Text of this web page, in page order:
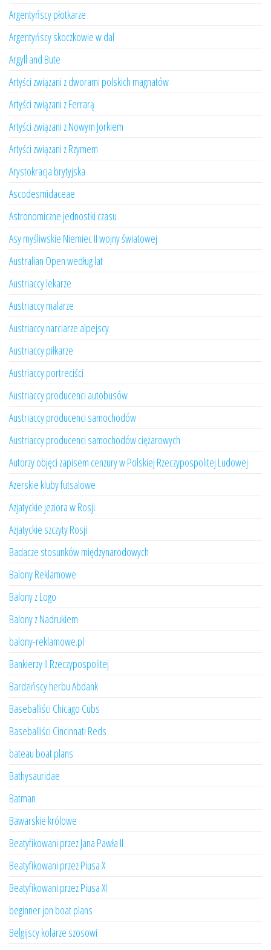
Argentyńscy płotkarze
Argentyńscy skoczkowie w dal
Argyll and Bute
Artyści związani z dworami polskich magnatów
Artyści związani z Ferrarą
Artyści związani z Nowym Jorkiem
Artyści związani z Rzymem
Arystokracja brytyjska
Ascodesmidaceae
Astronomiczne jednostki czasu
Asy myśliwskie Niemiec II wojny światowej
Australian Open według lat
Austriaccy lekarze
Austriaccy malarze
Austriaccy narciarze alpejscy
Austriaccy piłkarze
Austriaccy portreciści
Austriaccy producenci autobusów
Austriaccy producenci samochodów
Austriaccy producenci samochodów ciężarowych
Autorzy objęci zapisem cenzury w Polskiej Rzeczypospolitej Ludowej
Azerskie kluby futsalowe
Azjatyckie jeziora w Rosji
Azjatyckie szczyty Rosji
Badacze stosunków międzynarodowych
Balony Reklamowe
Balony z Logo
Balony z Nadrukiem
balony-reklamowe.pl
Bankierzy II Rzeczypospolitej
Bardzińscy herbu Abdank
Baseballiści Chicago Cubs
Baseballiści Cincinnati Reds
bateau boat plans
Bathysauridae
Batman
Bawarskie królowe
Beatyfikowani przez Jana Pawła II
Beatyfikowani przez Piusa X
Beatyfikowani przez Piusa XI
beginner jon boat plans
Belgijscy kolarze szosowi